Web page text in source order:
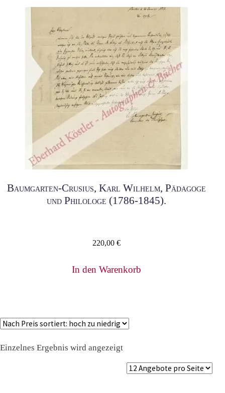
Baumgarten-Crusius, Karl Wilhelm, Pädagoge
und Philologe (1786-1845).
220,00 €
In den Warenkorb
Einzelnes Ergebnis wird angezeigt